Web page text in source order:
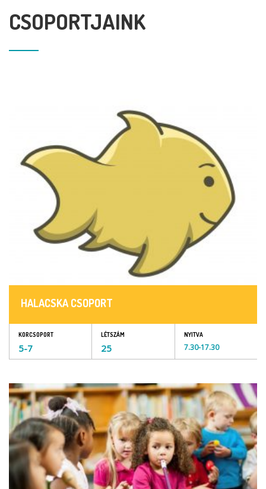
CSOPORTJAINK
HALACSKA CSOPORT
KORCSOPORT
5-7
LÉTSZÁM
25
NYITVA
7.30-17.30